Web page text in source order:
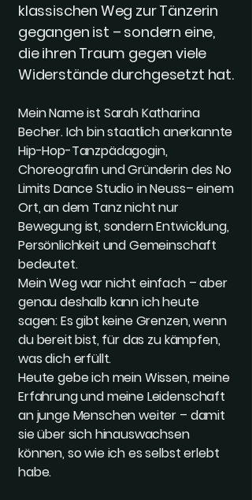
klassischen Weg zur Tänzerin
gegangen ist – sondern eine,
die ihren Traum gegen viele
Widerstände durchgesetzt hat.
Mein Name ist Sarah Katharina
Becher. Ich bin staatlich anerkannte
Hip-Hop-Tanzpädagogin,
Choreografin und Gründerin des No
Limits Dance Studio in Neuss– einem
Ort, an dem Tanz nicht nur
Bewegung ist, sondern Entwicklung,
Persönlichkeit und Gemeinschaft
bedeutet.
Mein Weg war nicht einfach – aber
genau deshalb kann ich heute
sagen: Es gibt keine Grenzen, wenn
du bereit bist, für das zu kämpfen,
was dich erfüllt.
Heute gebe ich mein Wissen, meine
Erfahrung und meine Leidenschaft
an junge Menschen weiter – damit
sie über sich hinauswachsen
können, so wie ich es selbst erlebt
habe.